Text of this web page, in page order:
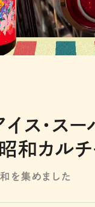
・スー
和カルチ
を集めました